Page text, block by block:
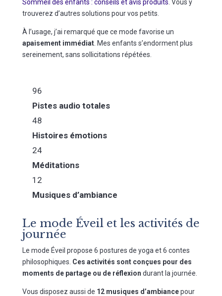
Sommeil des enfants : conseils et avis produits . Vous y
trouverez d’autres solutions pour vos petits.
À l’usage, j’ai remarqué que ce mode favorise un
apaisement immédiat. Mes enfants s’endorment plus
sereinement, sans sollicitations répétées.
96
Pistes audio totales
48
Histoires émotions
24
Méditations
12
Musiques d’ambiance
Le mode Éveil et les activités de
journée
Le mode Éveil propose 6 postures de yoga et 6 contes
philosophiques. Ces activités sont conçues pour des
moments de partage ou de réflexion durant la journée.
Vous disposez aussi de 12 musiques d’ambiancepour